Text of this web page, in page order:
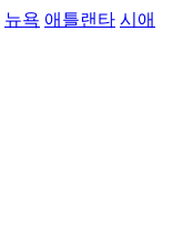
뉴욕 애틀랜타 시애